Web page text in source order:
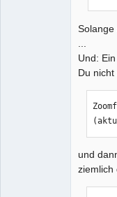
Solange
...
Und:
Du
und
ziemlich